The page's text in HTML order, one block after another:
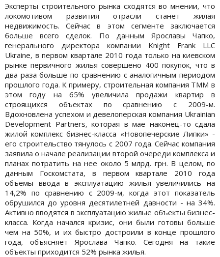
Эксперты строительного рынка сходятся во мнении, что
локомотивом развития отрасли станет жилая
недвижимость. Сейчас в этом сегменте заключается
больше всего сделок. По данным Ярославы Чапко,
генерального директора компании Knight Frank LLC
Ukraine, в первом квартале 2010 года только на киевском
рынке первичного жилья совершено 400 покупок, что в
два раза больше по сравнению с аналогичным периодом
прошлого года. К примеру, строительная компания ТММ в
этом году на 65% увеличила продажи квартир в
строящихся объектах по сравнению с 2009-м.
Вдохновлена успехом и девелоперская компания Ukrainian
Development Partners, которая в мае наконец-то сдала
жилой комплекс бизнес-класса «Новопечерские Липки» -
его строительство тянулось с 2007 года. Сейчас компания
заявила о начале реализации второй очереди комплекса и
планах потратить на нее около 5 млрд. грн. В целом, по
данным Госкомстата, в первом квартале 2010 года
объемы ввода в эксплуатацию жилья увеличились на
14,2% по сравнению с 2009-м, когда этот показатель
обрушился до уровня десятилетней давности - на 34%.
Активно вводятся в эксплуатацию жилые объекты бизнес-
класса. Когда начался кризис, они были готовы больше
чем на 50%, и их быстро достроили в конце прошлого
года, объясняет Ярослава Чапко. Сегодня на такие
объекты приходится 52% рынка жилья.